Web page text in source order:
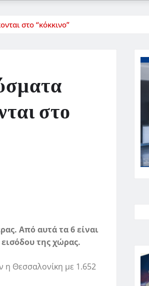
στο “κόκκινο”
στο
Από αυτά τα 6 είναι
της χώρας.
η Θεσσαλονίκη με 1.652